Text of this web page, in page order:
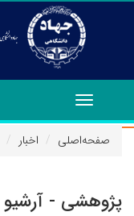
Toggle
navigation
صفحه‌اصلی
اخبار
پژوهشی - آرشیو